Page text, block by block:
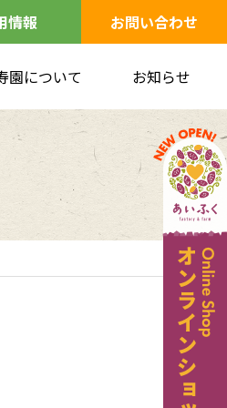
情報 お問い合わせ
園について お知らせ